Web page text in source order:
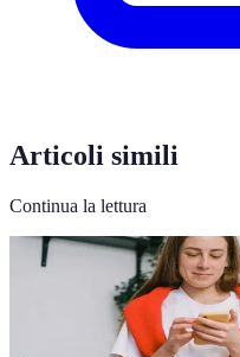
Articoli simili
Continua la lettura